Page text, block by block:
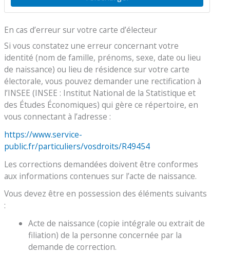
En cas d’erreur sur votre carte d’électeur
Si vous constatez une erreur concernant votre
identité (nom de famille, prénoms, sexe, date ou lieu
de naissance) ou lieu de résidence sur votre carte
électorale, vous pouvez demander une rectification à
l’INSEE (INSEE : Institut National de la Statistique et
des Études Économiques) qui gère ce répertoire, en
vous connectant à l’adresse :
https://www.service-
public.fr/particuliers/vosdroits/R49454
Les corrections demandées doivent être conformes
aux informations contenues sur l’acte de naissance.
Vous devez être en possession des éléments suivants
:
Acte de naissance (copie intégrale ou extrait de
filiation) de la personne concernée par la
demande de correction.